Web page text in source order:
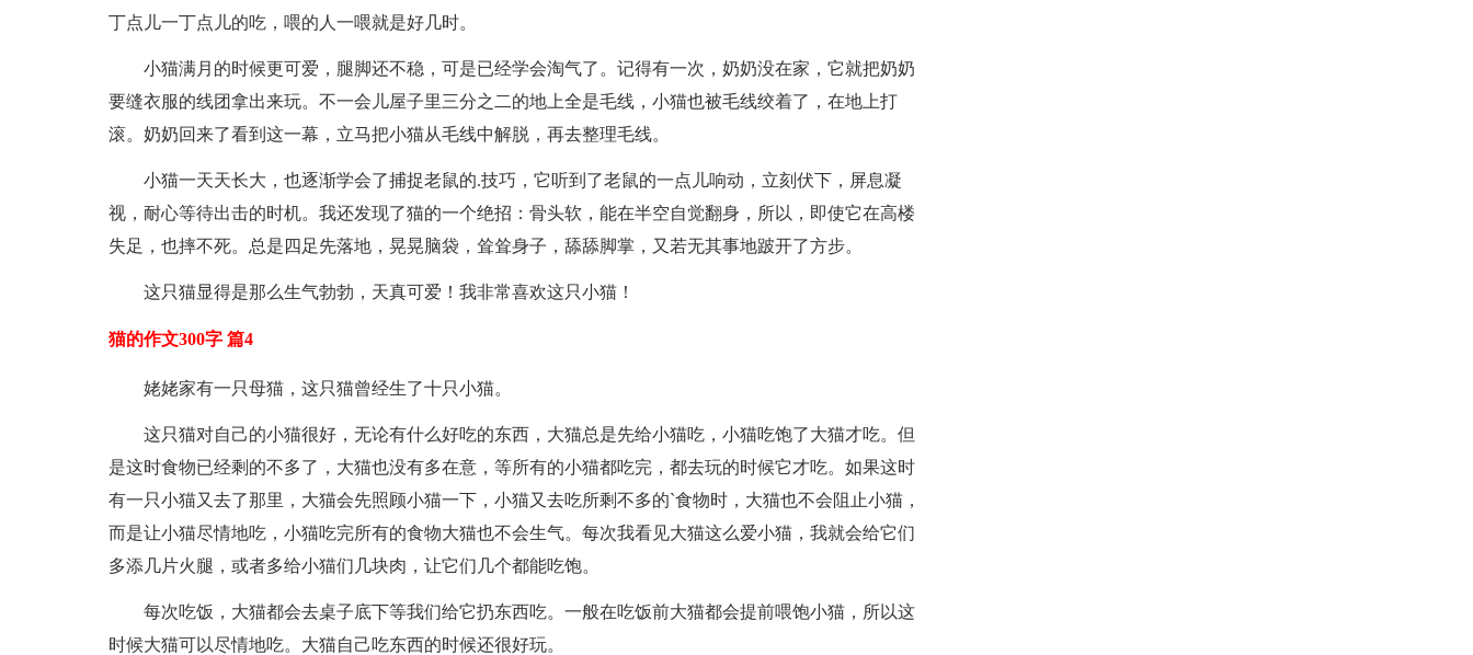
丁点儿一丁点儿的吃，喂的人一喂就是好几时。
小猫满月的时候更可爱，腿脚还不稳，可是已经学会淘气了。记得有一次，奶奶没在家，它就把奶奶
要缝衣服的线团拿出来玩。不一会儿屋子里三分之二的地上全是毛线，小猫也被毛线绞着了，在地上打
滚。奶奶回来了看到这一幕，立马把小猫从毛线中解脱，再去整理毛线。
小猫一天天长大，也逐渐学会了捕捉老鼠的.技巧，它听到了老鼠的一点儿响动，立刻伏下，屏息凝
视，耐心等待出击的时机。我还发现了猫的一个绝招：骨头软，能在半空自觉翻身，所以，即使它在高楼
失足，也摔不死。总是四足先落地，晃晃脑袋，耸耸身子，舔舔脚掌，又若无其事地跛开了方步。
这只猫显得是那么生气勃勃，天真可爱！我非常喜欢这只小猫！
猫的作文300字 篇4
姥姥家有一只母猫，这只猫曾经生了十只小猫。
这只猫对自己的小猫很好，无论有什么好吃的东西，大猫总是先给小猫吃，小猫吃饱了大猫才吃。但
是这时食物已经剩的不多了，大猫也没有多在意，等所有的小猫都吃完，都去玩的时候它才吃。如果这时
有一只小猫又去了那里，大猫会先照顾小猫一下，小猫又去吃所剩不多的`食物时，大猫也不会阻止小猫，
而是让小猫尽情地吃，小猫吃完所有的食物大猫也不会生气。每次我看见大猫这么爱小猫，我就会给它们
多添几片火腿，或者多给小猫们几块肉，让它们几个都能吃饱。
每次吃饭，大猫都会去桌子底下等我们给它扔东西吃。一般在吃饭前大猫都会提前喂饱小猫，所以这
时候大猫可以尽情地吃。大猫自己吃东西的时候还很好玩。